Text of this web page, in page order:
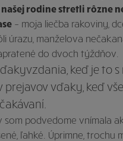
rodine stretli rôzne
– moja liečba rakoviny,
úrazu, manželova
do dvoch týždňov.
keď je to s
prejavov vďaky, keď
som podvedome vnímala
ľahké. Úprimne, trochu